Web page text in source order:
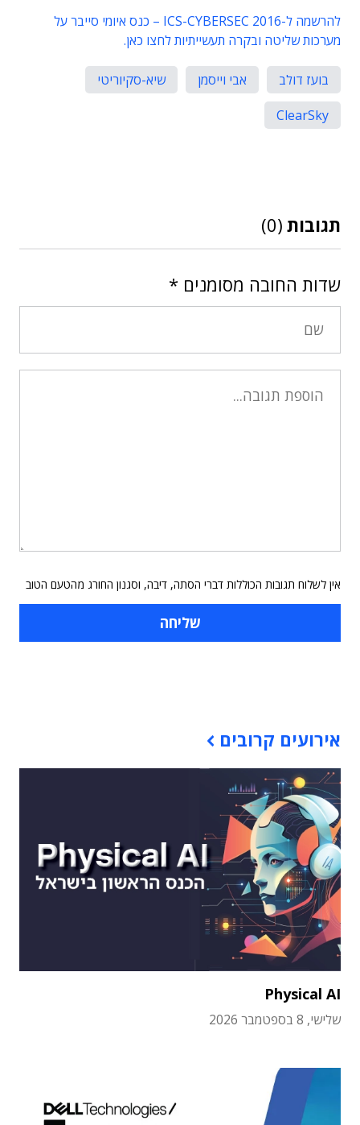
להרשמה ל-ICS-CYBERSEC 2016 – כנס איומי סייבר על
מערכות שליטה ובקרה תעשייתיות לחצו כאן.
בועז דולב אבי וייסמן
שיא-סקיוריטי
ClearSky
תגובות (0)
שדות החובה מסומנים *
אין לשלוח תגובות הכוללות דברי הסתה, דיבה, וסגנון החורג מהטעם הטוב
אירועים קרובים
Physical AI
שלישי, 8 בספטמבר 2026